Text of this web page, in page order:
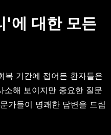
'에 대한 모든
복 기간에 접어든 환자들은
소해 보이지만 중요한 질문
가들이 명쾌한 답변을 드립